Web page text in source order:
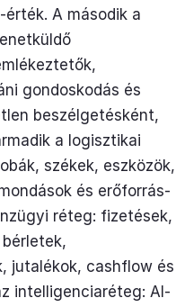
A második a
gondoskodás és
beszélgetésként,
a logisztikai
székek, eszközök,
és erőforrás-
réteg: fizetések,
jutalékok, cashflow és
intelligenciaréteg: AI-